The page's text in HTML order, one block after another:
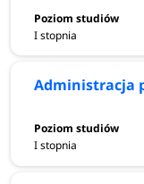
I stopnia
Administracja
I stopnia